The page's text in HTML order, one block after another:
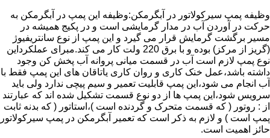
وظیفه پمپ سیرکولاتور در آبگرمکن:وظیفه این پمپ در آبگرمکن به
حرکت در آوردن آب در مدار گرمایشی است و در پکیج همیشه در
مسیر برگشت گرمایش قرار می گیرد و این پمپ از نوع سانتریفیوژ
(گریز از مرکز) بوده و با برق 220 ولت کار می کند.مبرای عملکرداین
نوع پمپ لازم است آب در قسمت میانی پروانه آب پخش کن وجود
داشته باشد،عمل خنک کاری و روان کاری یاتاقان های این پمپ فقط با
آب انجام می شود،این پمپ قابلیت تعمیر و سیم پیچی ندارد ولی باید
سرویس شود،این پمپ ها از دو نوع قسمت تشکیل شده اند که عبارتند
از : روتور ( که قسمت متحرک و گردنده است )،استاتور ( که بدنه ثابت
پمپ است ) و لازم به ذکر است که تعمیر آبگرمکن در پمپ سیرکولاتور
حائز اهمیت است.